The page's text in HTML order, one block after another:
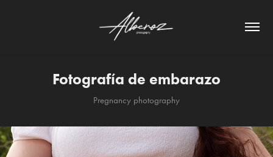
Fotografía de embarazo
Pregnancy photography